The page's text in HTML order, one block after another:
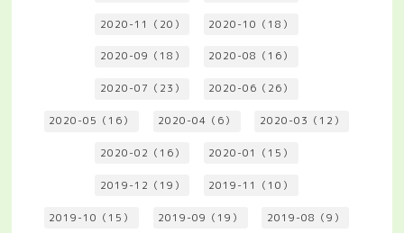
2020-11（20） 2020-10（18）
2020-09（18） 2020-08（16）
2020-07（23） 2020-06（26）
2020-05（16） 2020-04（6） 2020-03（12）
2020-02（16） 2020-01（15）
2019-12（19） 2019-11（10）
2019-10（15） 2019-09（19） 2019-08（9）